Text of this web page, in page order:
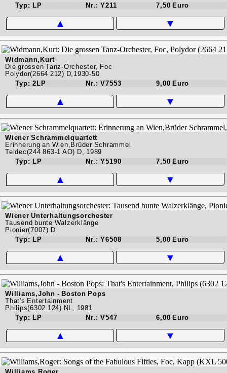
Typ: LP
Nr.: Y211 7,50 Euro
▲ ▼
Widmann,Kurt
Die grossen Tanz-Orchester, Foc
Polydor(2664 212) D,1930-50
Typ: 2LP
Nr.: V7553 9,00 Euro
▲ ▼
Wiener Schrammelquartett
Erinnerung an Wien,Brüder Schrammel
Teldec(244 863-1 AO) D, 1989
Typ: LP
Nr.: Y5190 7,50 Euro
▲ ▼
Wiener Unterhaltungsorchester
Tausend bunte Walzerklänge
Pionier(7007) D
Typ: LP
Nr.: Y6508 5,00 Euro
▲ ▼
Williams,John - Boston Pops
That's Entertainment
Philips(6302 124) NL, 1981
Typ: LP
Nr.: V547 6,00 Euro
▲ ▼